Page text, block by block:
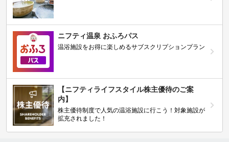
ニフティ温泉 おふろパス
温浴施設をお得に楽しめるサブスクリプションプラン
【ニフティライフスタイル株主優待のご案
内】
株主優待制度で人気の温浴施設に行こう！対象施設が
拡充されました！